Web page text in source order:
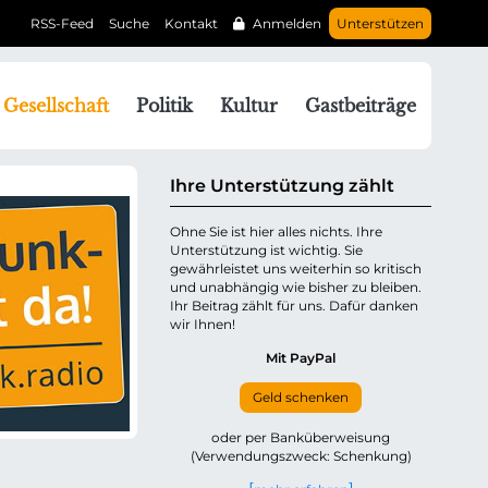
Unterstützen
Anmelden
Kontakt
Suche
RSS-Feed
Gesellschaft Politik Kultur Gastbeiträge
Ihre Unterstützung zählt
Ohne Sie ist hier alles nichts. Ihre
Unterstützung ist wichtig. Sie
gewährleistet uns weiterhin so kritisch
und unabhängig wie bisher zu bleiben.
Ihr Beitrag zählt für uns. Dafür danken
wir Ihnen!
Mit PayPal
Geld schenken
oder per Banküberweisung
(Verwendungszweck: Schenkung)